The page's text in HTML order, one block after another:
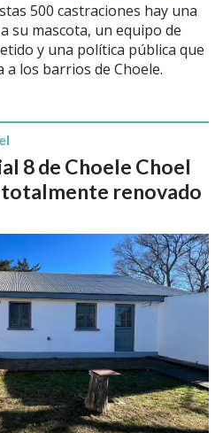
500 castraciones hay una
su mascota, un equipo de
y una política pública que
los barrios de Choele.
8 de Choele Choel
renovado